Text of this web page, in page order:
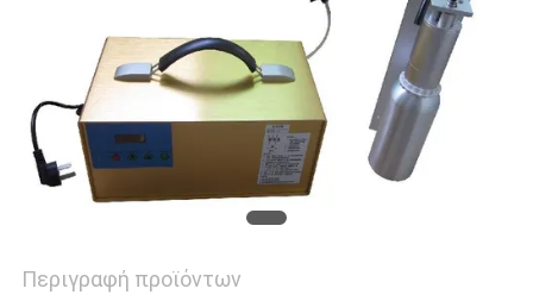
Περιγραφή προϊόντων